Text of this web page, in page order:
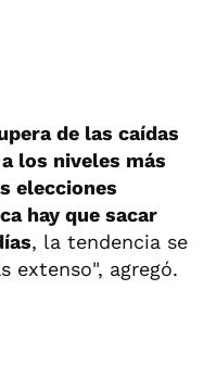
de las caídas
los niveles más
elecciones
hay que sacar
, la tendencia se
extenso", agregó.